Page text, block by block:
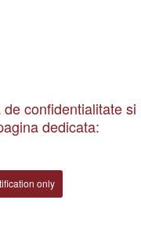
confidentialitate si
dedicata:
only